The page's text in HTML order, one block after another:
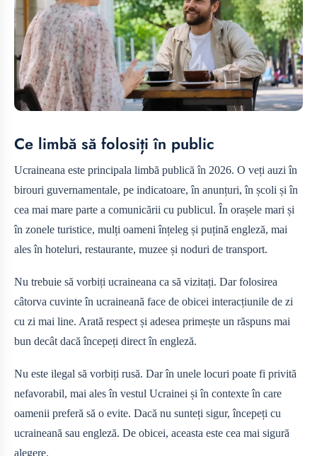
Ce limbă să folosiți în public
Ucraineana este principala limbă publică în 2026. O veți auzi în
birouri guvernamentale, pe indicatoare, în anunțuri, în școli și în
cea mai mare parte a comunicării cu publicul. În orașele mari și
în zonele turistice, mulți oameni înțeleg și puțină engleză, mai
ales în hoteluri, restaurante, muzee și noduri de transport.
Nu trebuie să vorbiți ucraineana ca să vizitați. Dar folosirea
câtorva cuvinte în ucraineană face de obicei interacțiunile de zi
cu zi mai line. Arată respect și adesea primește un răspuns mai
bun decât dacă începeți direct în engleză.
Nu este ilegal să vorbiți rusă. Dar în unele locuri poate fi privită
nefavorabil, mai ales în vestul Ucrainei și în contexte în care
oamenii preferă să o evite. Dacă nu sunteți sigur, începeți cu
ucraineană sau engleză. De obicei, aceasta este cea mai sigură
alegere.